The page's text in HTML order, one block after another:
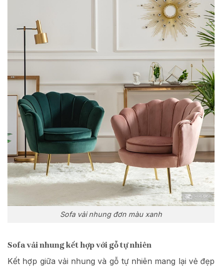
Sofa vải nhung đơn màu xanh
Sofa vải nhung kết hợp với gỗ tự nhiên
Kết hợp giữa vải nhung và gỗ tự nhiên mang lại vẻ đẹp